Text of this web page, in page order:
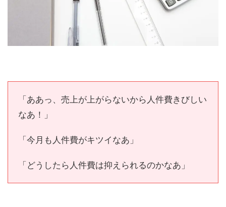
「ああっ、売上が上がらないから人件費きびしい
なあ！」
「今月も人件費がキツイなあ」
「どうしたら人件費は抑えられるのかなあ」